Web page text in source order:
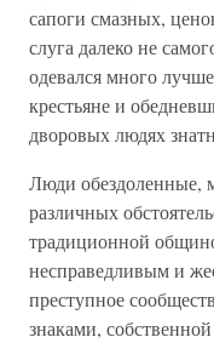
сапоги смазных,
слуга далеко не
одевался много
крестьяне и
дворовых людях
Люди обездоленные,
различных
традиционной
несправедливым и
преступное
знаками,